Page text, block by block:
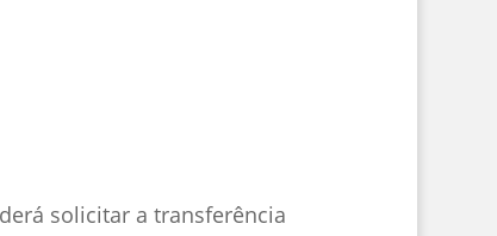
solicitar a transferência